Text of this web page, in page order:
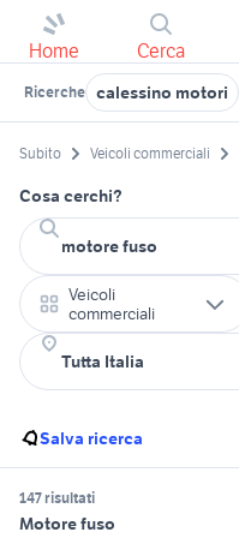
Home Cerca
Ricerche calessino motori
Subito Veicoli commerciali
Cosa cerchi?
Veicoli
commerciali
Salva ricerca
147 risultati
Motore fuso